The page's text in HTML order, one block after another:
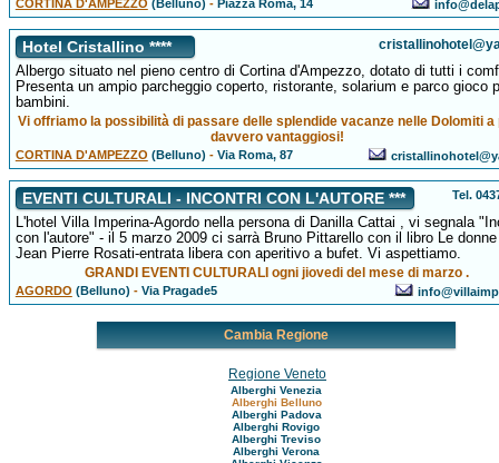
CORTINA D'AMPEZZO (Belluno) -Piazza Roma, 14
Hotel Cristallino ****
Albergo situato nel pieno centro di Cortina d'Ampezzo, dotato di tutti i
Presenta un ampio parcheggio coperto, ristorante, solarium e parco gioco
bambini.
Vi offriamo la possibilità di passare delle splendide vacanze nelle Dolomiti a
davvero vantaggiosi!
CORTINA D'AMPEZZO (Belluno) -Via Roma, 87
EVENTI CULTURALI - INCONTRI CON L'AUTORE *** Tel.
L'hotel Villa Imperina-Agordo nella persona di Danilla Cattai , vi segnala
con l'autore" - il 5 marzo 2009 ci sarrà Bruno Pittarello con il libro Le
Jean Pierre Rosati-entrata libera con aperitivo a bufet. Vi aspettiamo.
GRANDI EVENTI CULTURALI ogni jiovedi del mese di marzo .
AGORDO (Belluno) -Via Pragade5
Cambia Regione
Regione Veneto
Alberghi Venezia
Alberghi Belluno
Alberghi Padova
Alberghi Rovigo
Alberghi Treviso
Alberghi Verona